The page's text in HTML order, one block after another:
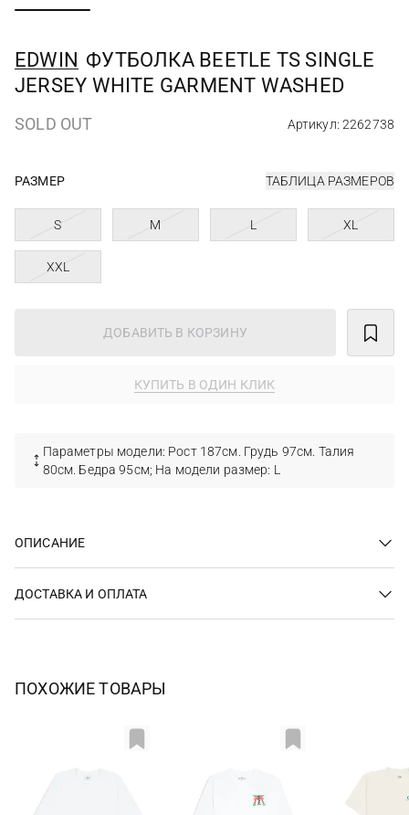
EDWIN ФУТБОЛКА BEETLE TS SINGLE
JERSEY WHITE GARMENT WASHED
SOLD OUT Артикул: 2262738
РАЗМЕР ТАБЛИЦА РАЗМЕРОВ
S M L XL
XXL
ДОБАВИТЬ В КОРЗИНУ
КУПИТЬ В ОДИН КЛИК
Параметры модели: Рост 187см. Грудь 97см. Талия
80см. Бедра 95см; На модели размер: L
ОПИСАНИЕ
ДОСТАВКА И ОПЛАТА
ПОХОЖИЕ ТОВАРЫ